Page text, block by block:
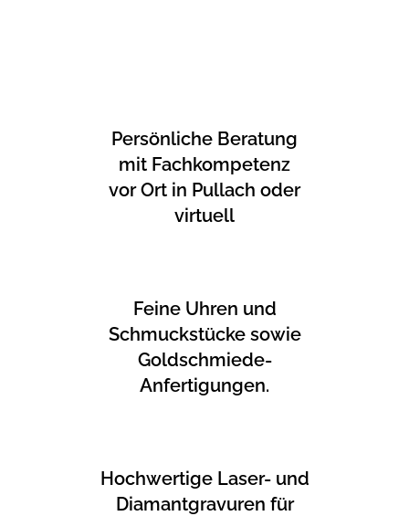
Persönliche Beratung
mit Fachkompetenz
vor Ort in Pullach oder
virtuell
Feine Uhren und
Schmuckstücke sowie
Goldschmiede-
Anfertigungen.
Hochwertige Laser- und
Diamantgravuren für